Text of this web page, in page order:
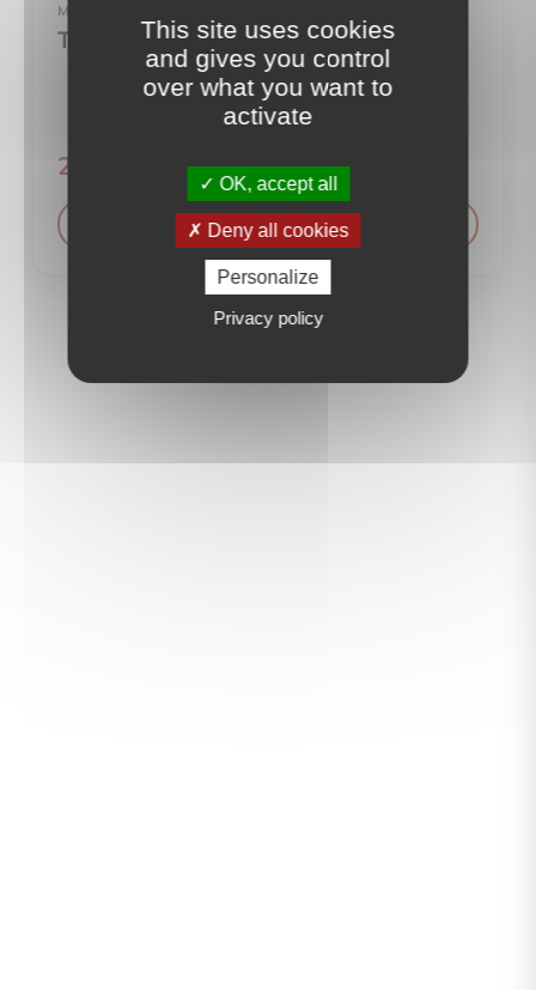
MAISON
Teurthéville-Hague (50690)
6 pièce(s) 4 chambre(s) 115 m²
259 530 €
VOIR LE DÉTAIL DU BIEN
This site uses cookies
and gives you control
over what you want to
activate
OK, accept all
Deny all cookies
Personalize
Privacy policy